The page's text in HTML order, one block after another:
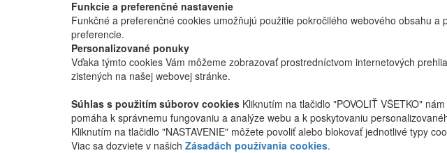
Funkcie a preferenčné nastavenie
Funkčné a preferenčné cookies umožňujú použitie pokročilého webového obsahu
preferencie.
Personalizované ponuky
Vďaka týmto cookies Vám môžeme zobrazovať prostredníctvom internetových
zistených na našej webovej stránke.
Súhlas s použitím súborov cookies Kliknutím na tlačidlo "POVOLIŤ VŠETKO"
pomáha k správnemu fungovaniu a analýze webu a k poskytovaniu
Kliknutím na tlačidlo "NASTAVENIE" môžete povoliť alebo blokovať jednotlivé typy
Viac sa dozviete v našich Zásadách používania cookies.